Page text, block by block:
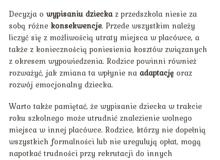
Decyzja o wypisaniu dzieckaz przedszkola niesie za
sobą różne konsekwencje. Przede wszystkim należy
liczyć się z możliwością utraty miejsca w placówce, a
także z koniecznością poniesienia kosztów związanych
z okresem wypowiedzenia. Rodzice powinni również
rozważyć, jak zmiana ta wpłynie na adaptacjęoraz
rozwój emocjonalny dziecka.
Warto także pamiętać, że wypisanie dziecka w trakcie
roku szkolnego może utrudnić znalezienie wolnego
miejsca w innej placówce. Rodzice, którzy nie dopełnią
wszystkich formalności lub nie uregulują opłat, mogą
napotkać trudności przy rekrutacji do innych